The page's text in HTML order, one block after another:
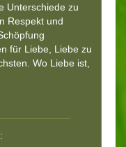
Unterschiede zu
Respekt und
für Liebe, Liebe zu
Wo Liebe ist,
: